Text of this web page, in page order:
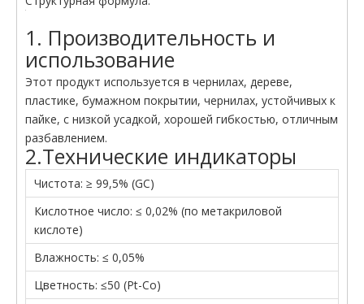
1. Производительность и
использование
Этот продукт используется в чернилах, дереве,
пластике, бумажном покрытии, чернилах, устойчивых к
пайке, с низкой усадкой, хорошей гибкостью, отличным
разбавлением.
2.Технические индикаторы
Чистота: ≥ 99,5% (GC)
Кислотное число: ≤ 0,02% (по метакриловой
кислоте)
Влажность: ≤ 0,05%
Цветность: ≤50 (Pt-Co)